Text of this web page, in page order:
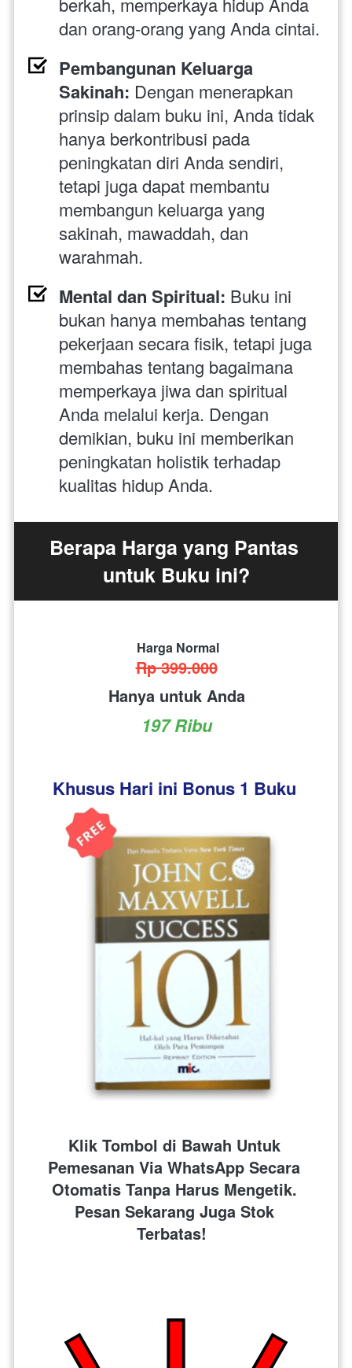
dan orang-orang yang Anda cintai.
Pembangunan Keluarga
Sakinah: Dengan menerapkan
prinsip dalam buku ini, Anda tidak
hanya berkontribusi pada
peningkatan diri Anda sendiri,
tetapi juga dapat membantu
membangun keluarga yang
sakinah, mawaddah, dan
warahmah.
Mental dan Spiritual: Buku ini
bukan hanya membahas tentang
pekerjaan secara fisik, tetapi juga
membahas tentang bagaimana
memperkaya jiwa dan spiritual
Anda melalui kerja. Dengan
demikian, buku ini memberikan
peningkatan holistik terhadap
kualitas hidup Anda.
Berapa Harga yang Pantas
untuk Buku ini?
Harga Normal
Rp 399.000
Hanya untuk Anda
197 Ribu
Khusus Hari ini Bonus 1 Buku
Klik Tombol di Bawah Untuk
Pemesanan Via WhatsApp Secara
Otomatis Tanpa Harus Mengetik.
Pesan Sekarang Juga Stok
Terbatas!